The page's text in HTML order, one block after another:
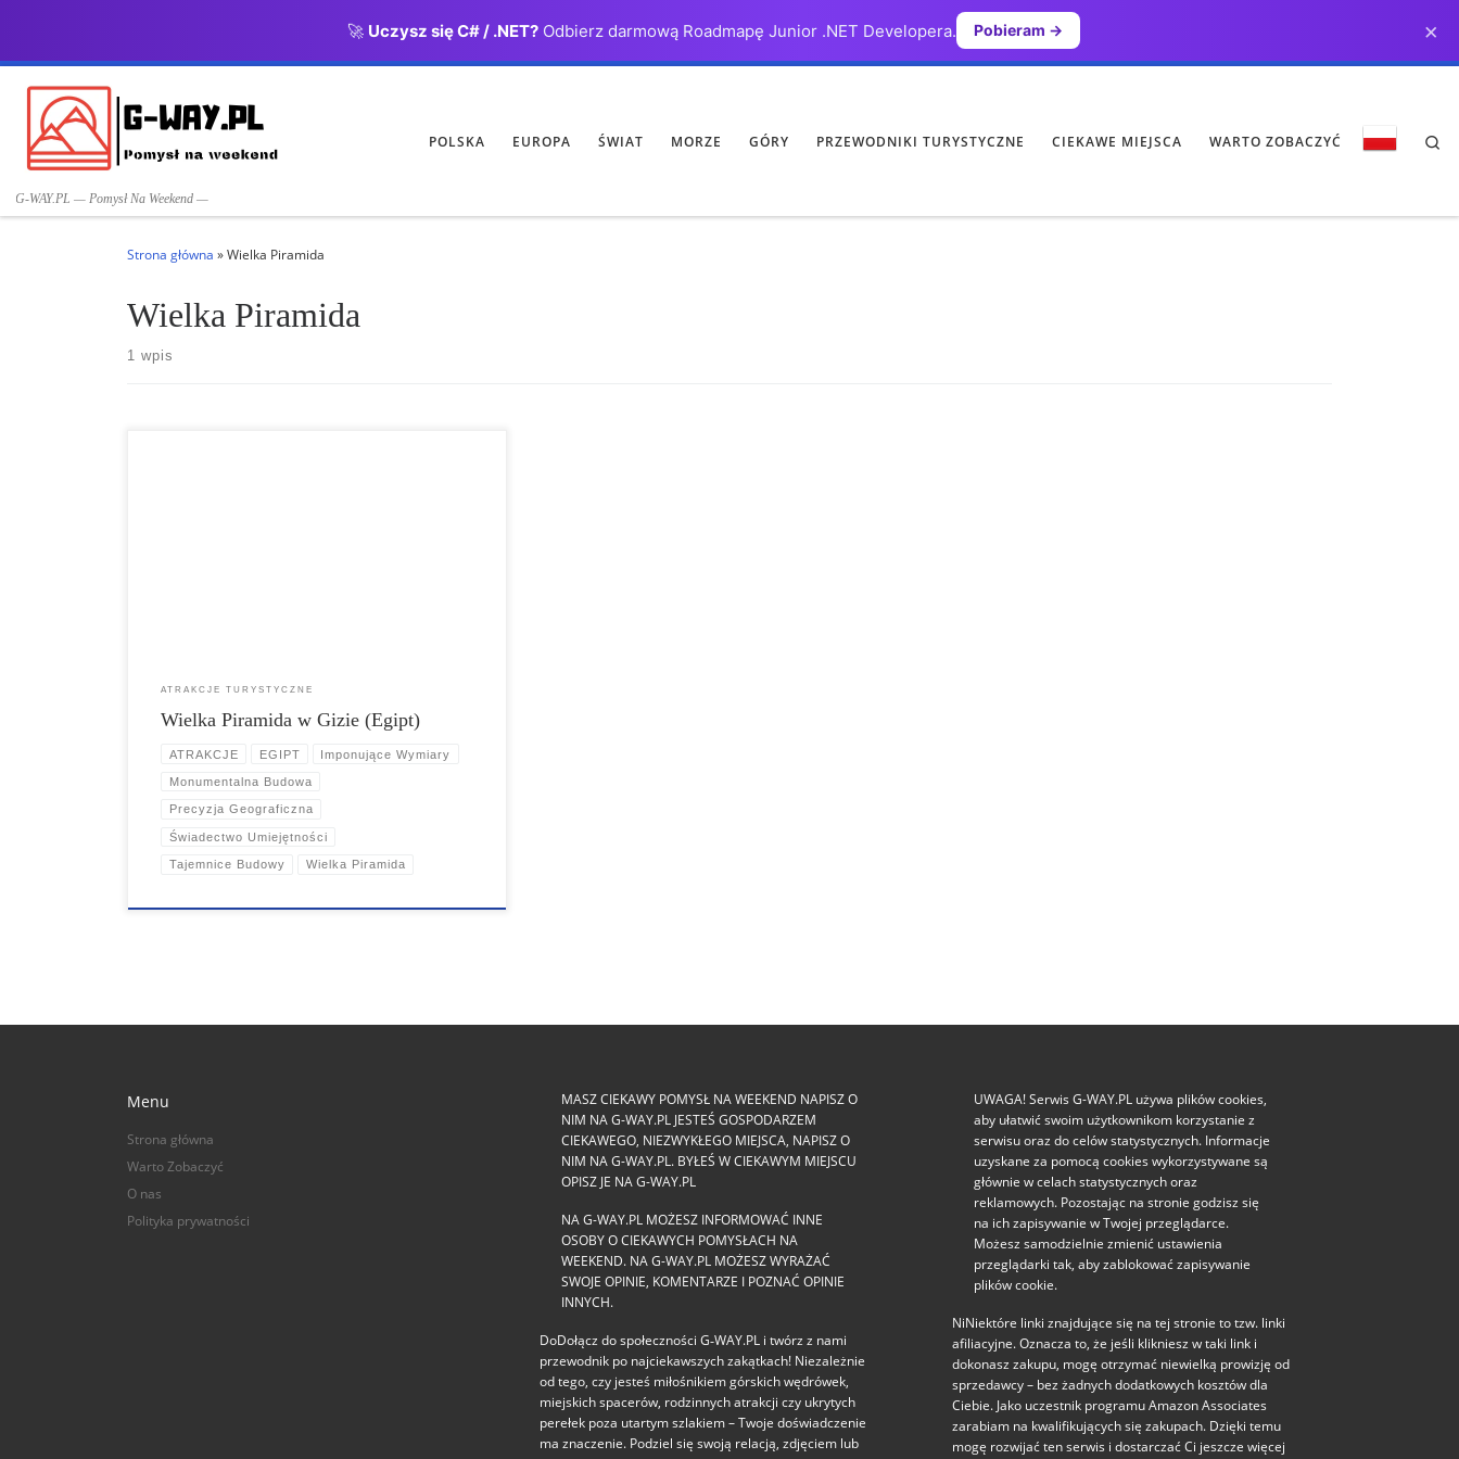
🚀 Uczysz się C# / .NET?Odbierz darmową Roadmapę Junior .NET Developera. Pobieram → ×
G-WAY.PL — Pomysł Na Weekend —
POLSKA EUROPA ŚWIAT MORZE GÓRY PRZEWODNIKI TURYSTYCZNE CIEKAWE MIEJSCA WARTO ZOBACZYĆ
Strona główna »Wielka Piramida
Wielka Piramida
1 wpis
ATRAKCJE TURYSTYCZNE
Wielka Piramida w Gizie (Egipt)
ATRAKCJE EGIPT Imponujące Wymiary
Monumentalna Budowa
Precyzja Geograficzna
Świadectwo Umiejętności
Tajemnice Budowy Wielka Piramida
Menu
Strona główna
Warto Zobaczyć
O nas
Polityka prywatności
MASZ CIEKAWY POMYSŁ NA WEEKEND NAPISZ O
NIM NA G-WAY.PL JESTEŚ GOSPODARZEM
CIEKAWEGO, NIEZWYKŁEGO MIEJSCA, NAPISZ O
NIM NA G-WAY.PL. BYŁEŚ W CIEKAWYM MIEJSCU
OPISZ JE NA G-WAY.PL
NA G-WAY.PL MOŻESZ INFORMOWAĆ INNE
OSOBY O CIEKAWYCH POMYSŁACH NA
WEEKEND. NA G-WAY.PL MOŻESZ WYRAŻAĆ
SWOJE OPINIE, KOMENTARZE I POZNAĆ OPINIE
INNYCH.
DoDołącz do społeczności G‑WAY.PL i twórz z nami
przewodnik po najciekawszych zakątkach! Niezależnie
od tego, czy jesteś miłośnikiem górskich wędrówek,
miejskich spacerów, rodzinnych atrakcji czy ukrytych
perełek poza utartym szlakiem – Twoje doświadczenie
ma znaczenie. Podziel się swoją relacją, zdjęciem lub
UWAGA! Serwis G-WAY.PL używa plików cookies,
aby ułatwić swoim użytkownikom korzystanie z
serwisu oraz do celów statystycznych. Informacje
uzyskane za pomocą cookies wykorzystywane są
głównie w celach statystycznych oraz
reklamowych. Pozostając na stronie godzisz się
na ich zapisywanie w Twojej przeglądarce.
Możesz samodzielnie zmienić ustawienia
przeglądarki tak, aby zablokować zapisywanie
plików cookie.
NiNiektóre linki znajdujące się na tej stronie to tzw. linki
afiliacyjne. Oznacza to, że jeśli klikniesz w taki link i
dokonasz zakupu, mogę otrzymać niewielką prowizję od
sprzedawcy – bez żadnych dodatkowych kosztów dla
Ciebie. Jako uczestnik programu Amazon Associates
zarabiam na kwalifikujących się zakupach. Dzięki temu
mogę rozwijać ten serwis i dostarczać Ci jeszcze więcej